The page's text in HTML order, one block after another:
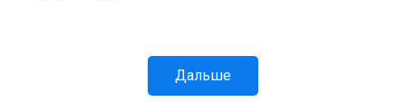
Дальше